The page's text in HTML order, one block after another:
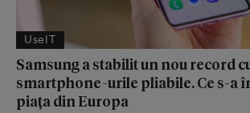
UseIT
Samsung a stabilit un nou record
smartphone-urile pliabile. Ce s-a
piața din Europa